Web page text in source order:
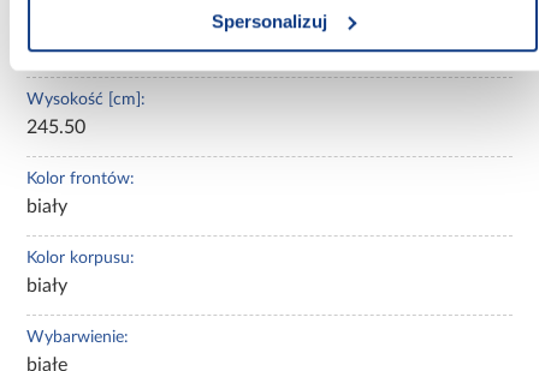
Spersonalizuj
50.00
Wysokość [cm]:
245.50
Kolor frontów:
biały
Kolor korpusu:
biały
Wybarwienie:
białe